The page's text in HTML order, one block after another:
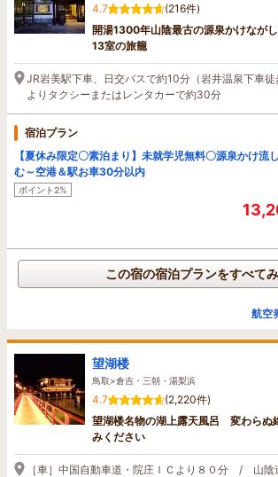
4.7
(216件)
開湯1300年山陰最古の源泉かけなが
13室の旅籠
JR岩美駅下車、日交バスで約10分（岩井温泉下車
よりタクシーまたはレンタカーで約30分
宿泊プラン
【夏休み限定〇素泊まり】未就学児無料〇源泉かけ流
む～空港＆駅お車30分以内
ポイント2%
この宿の宿泊プランをすべて
航空
望湖楼
鳥取>倉吉・三朝・湯梨浜
4.7
(2,220件)
望湖楼名物の湖上露天風呂 変わらぬ
みください
［車］中国自動車道・院庄ＩＣより８０分 / 山陰